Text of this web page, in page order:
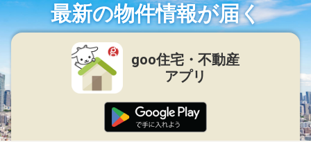
最新の物件情報が届く
goo住宅・不動産
アプリ